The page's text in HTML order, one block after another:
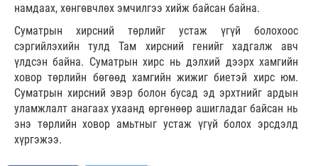
намдаах, хөнгөвчлөх эмчилгээ хийж байсан байна.
Суматрын хирсний төрлийг устаж үгүй болохоос
сэргийлэхийн тулд Там хирсний генийг хадгалж авч
үлдсэн байна. Суматрын хирс нь дэлхий дээрх хамгийн
ховор төрлийн бөгөөд хамгийн жижиг биетэй хирс юм.
Суматрын хирсний эвэр болон бусад эд эрхтнийг ардын
уламжлалт анагаах ухаанд өргөнөөр ашигладаг байсан нь
энэ төрлийн ховор амьтныг устаж үгүй болох эрсдэлд
хүргэжээ.